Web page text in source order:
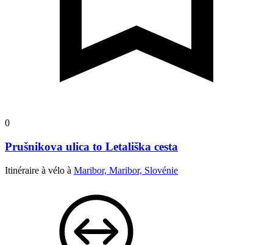
0
Prušnikova ulica to Letališka cesta
Itinéraire à vélo à Maribor, Maribor, Slovénie